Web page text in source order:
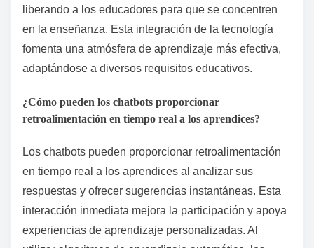
liberando a los educadores para que se concentren
en la enseñanza. Esta integración de la tecnología
fomenta una atmósfera de aprendizaje más efectiva,
adaptándose a diversos requisitos educativos.
¿Cómo pueden los chatbots proporcionar
retroalimentación en tiempo real a los aprendices?
Los chatbots pueden proporcionar retroalimentación
en tiempo real a los aprendices al analizar sus
respuestas y ofrecer sugerencias instantáneas. Esta
interacción inmediata mejora la participación y apoya
experiencias de aprendizaje personalizadas. Al